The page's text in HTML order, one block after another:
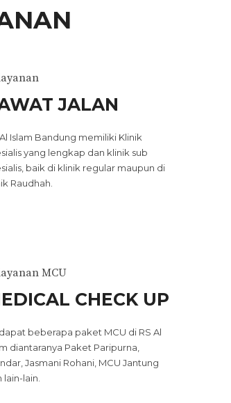
JALAN
Islam Bandung memiliki Klinik
yang lengkap dan klinik sub
baik di klinik regular maupun di
Raudhah.
MCU
CHECK UP
beberapa paket MCU di RS Al
diantaranya Paket Paripurna,
Jasmani Rohani, MCU Jantung
lain-lain.